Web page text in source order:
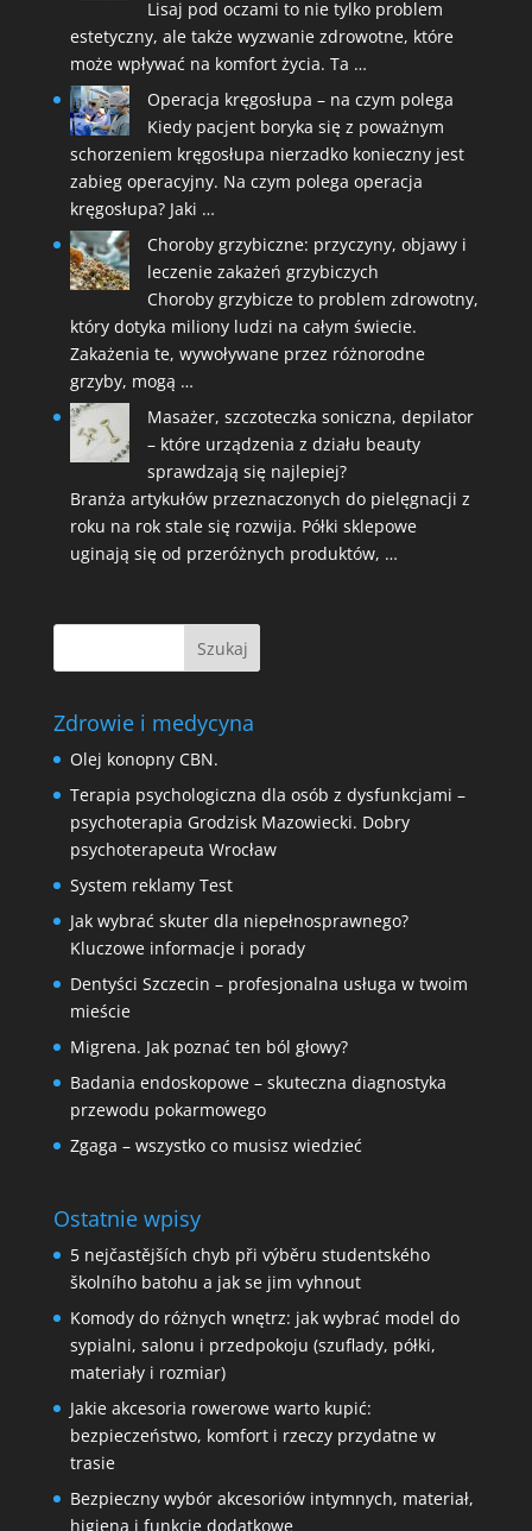
Lisaj pod oczami to nie tylko problem
estetyczny, ale także wyzwanie zdrowotne, które
może wpływać na komfort życia. Ta …
Operacja kręgosłupa – na czym polega
Kiedy pacjent boryka się z poważnym
schorzeniem kręgosłupa nierzadko konieczny jest
zabieg operacyjny. Na czym polega operacja
kręgosłupa? Jaki …
Choroby grzybiczne: przyczyny, objawy i
leczenie zakażeń grzybiczych
Choroby grzybicze to problem zdrowotny,
który dotyka miliony ludzi na całym świecie.
Zakażenia te, wywoływane przez różnorodne
grzyby, mogą …
Masażer, szczoteczka soniczna, depilator
– które urządzenia z działu beauty
sprawdzają się najlepiej?
Branża artykułów przeznaczonych do pielęgnacji z
roku na rok stale się rozwija. Półki sklepowe
uginają się od przeróżnych produktów, …
Zdrowie i medycyna
Olej konopny CBN.
Terapia psychologiczna dla osób z dysfunkcjami –
psychoterapia Grodzisk Mazowiecki. Dobry
psychoterapeuta Wrocław
System reklamy Test
Jak wybrać skuter dla niepełnosprawnego?
Kluczowe informacje i porady
Dentyści Szczecin – profesjonalna usługa w twoim
mieście
Migrena. Jak poznać ten ból głowy?
Badania endoskopowe – skuteczna diagnostyka
przewodu pokarmowego
Zgaga – wszystko co musisz wiedzieć
Ostatnie wpisy
5 nejčastějších chyb při výběru studentského
školního batohu a jak se jim vyhnout
Komody do różnych wnętrz: jak wybrać model do
sypialni, salonu i przedpokoju (szuflady, półki,
materiały i rozmiar)
Jakie akcesoria rowerowe warto kupić:
bezpieczeństwo, komfort i rzeczy przydatne w
trasie
Bezpieczny wybór akcesoriów intymnych, materiał,
higiena i funkcje dodatkowe